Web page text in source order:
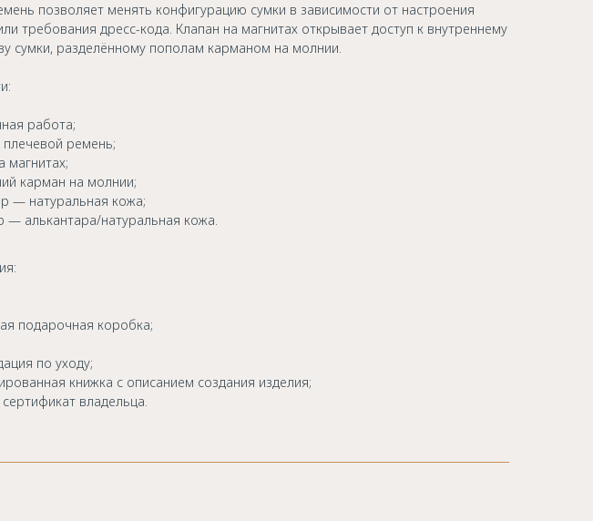
позволяет менять конфигурацию сумки в зависимости от настроения
требования дресс-кода. Клапан на магнитах открывает доступ к внутреннему
сумки, разделённому пополам карманом на молнии.
работа;
ремень;
магнитах;
карман на молнии;
— натуральная кожа;
— алькантара/натуральная кожа.
подарочная коробка;
по уходу;
книжка с описанием создания изделия;
владельца.